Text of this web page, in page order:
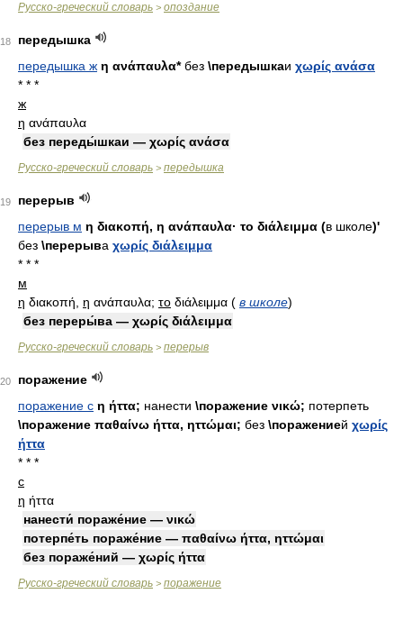
Русско-греческий словарь > опоздание
18
передышка
передышка ж η ανάπαυλα*без \передышкаи χωρίς ανάσα
* * *
ж
η ανάπαυλα
без переды́шкаи — χωρίς ανάσα
Русско-греческий словарь > передышка
19
перерыв
перерыв м η διακοπή, η ανάπαυλα· το διάλειμμα (в школе)'
без \перерыва χωρίς διάλειμμα
* * *
м
η διακοπή, η ανάπαυλα; το διάλειμμα ( в школе)
без переры́ва — χωρίς διάλειμμα
Русско-греческий словарь > перерыв
20
поражение
поражение с η ήττα; нанести \поражение νικώ; потерпеть
\поражение παθαίνω ήττα, ηττώμαι; без \пораженией χωρίς
ήττα
* * *
с
η ήττα
нанести́ пораже́ние — νικώ
потерпе́ть пораже́ние — παθαίνω ήττα, ηττώμαι
без пораже́ний — χωρίς ήττα
Русско-греческий словарь > поражение